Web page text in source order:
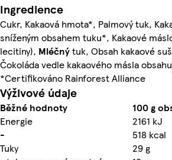
Ingredience
Cukr, Kakaová hmota*, Palmový tuk,
sníženým obsahem tuku*, Kakaové
lecitiny), Mléčnýtuk, Obsah kakaové
Čokoláda vedle kakaového másla
*Certifikováno Rainforest Alliance
Výživové údaje
Běžné hodnoty
100 g
Energie
2161 kJ
-
518 kcal
Tuky
29 g